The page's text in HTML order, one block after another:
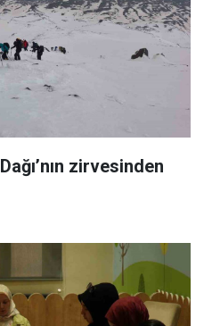
zirvesinden